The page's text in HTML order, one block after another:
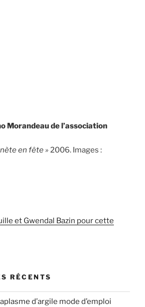
Morandeau de l’association
en fête » 2006. Images :
et Gwendal Bazin pour cette
RÉCENTS
d’argile mode d’emploi